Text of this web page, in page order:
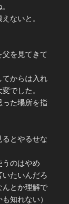
ないと。
を見てきて
てからは入れ
でした。
った場所を指
とやるせな
のはやめ
たいんだろ
んとか理解で
知れない）